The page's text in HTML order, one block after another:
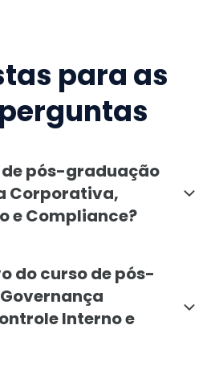
para as
de pós-graduação
Corporativa,
e Compliance?
do curso de pós-
Interno e